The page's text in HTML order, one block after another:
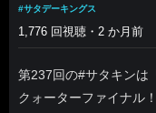
#サタデーキングス
1,776 回視聴・2 か月前
第237回の#サタキンは
クォーターファイナル